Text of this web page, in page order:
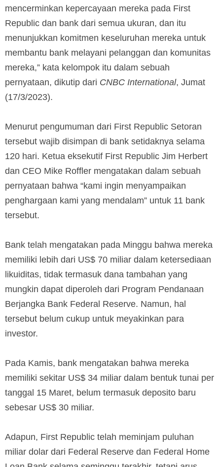
mencerminkan kepercayaan mereka pada First
Republic dan bank dari semua ukuran, dan itu
menunjukkan komitmen keseluruhan mereka untuk
membantu bank melayani pelanggan dan komunitas
mereka,” kata kelompok itu dalam sebuah
pernyataan, dikutip dari CNBC International, Jumat
(17/3/2023).
Menurut pengumuman dari First Republic Setoran
tersebut wajib disimpan di bank setidaknya selama
120 hari. Ketua eksekutif First Republic Jim Herbert
dan CEO Mike Roffler mengatakan dalam sebuah
pernyataan bahwa “kami ingin menyampaikan
penghargaan kami yang mendalam” untuk 11 bank
tersebut.
Bank telah mengatakan pada Minggu bahwa mereka
memiliki lebih dari US$ 70 miliar dalam ketersediaan
likuiditas, tidak termasuk dana tambahan yang
mungkin dapat diperoleh dari Program Pendanaan
Berjangka Bank Federal Reserve. Namun, hal
tersebut belum cukup untuk meyakinkan para
investor.
Pada Kamis, bank mengatakan bahwa mereka
memiliki sekitar US$ 34 miliar dalam bentuk tunai per
tanggal 15 Maret, belum termasuk deposito baru
sebesar US$ 30 miliar.
Adapun, First Republic telah meminjam puluhan
miliar dolar dari Federal Reserve dan Federal Home